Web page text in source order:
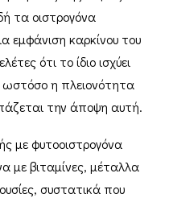
τα οιστρογόνα
εμφάνιση καρκίνου του
ότι το ίδιο ισχύει
ωστόσο η πλειονότητα
την άποψη αυτή.
με φυτοοιστρογόνα
με βιταμίνες, μέταλλα
συστατικά που